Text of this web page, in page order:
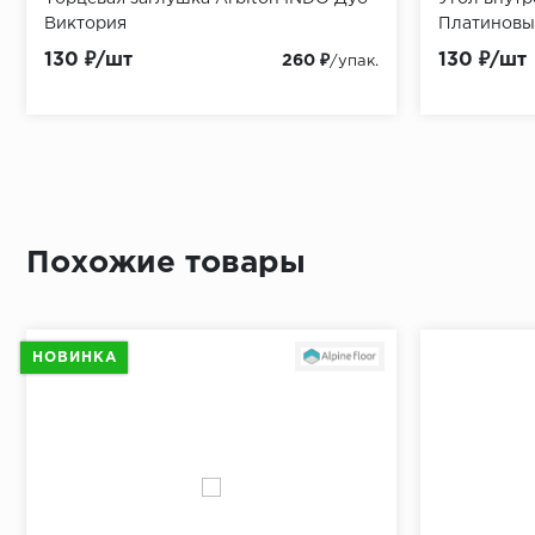
Виктория
130 ₽/шт 260 ₽/упак. 130 ₽/шт
35 ₽/м2 95 ₽/м2
mic
110 ₽/м2 1 100 ₽/упак. 134 ₽/м2
549 ₽/шт
STOP
120 ₽/шт
Похожие товары
НОВИНКА